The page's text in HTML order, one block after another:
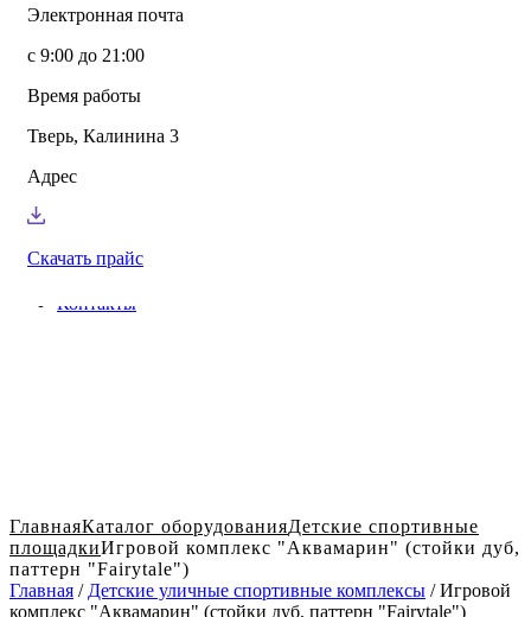
Услуги
Озеленение благоустройство
Монтаж детских площадок
Резиновые покрытия для площадок
Установка МАФ
Доставка и оплата в Твери
Контакты
Электронная почта
с 9:00 до 21:00
Время работы
Тверь, Калинина 3
Адрес
Скачать прайс
ГлавнаяКаталог оборудованияДетские спортивные
площадкиИгровой комплекс "Аквамарин" (стойки дуб,
паттерн "Fairytale")
Главная / Детские уличные спортивные комплексы / Игровой
комплекс "Аквамарин" (стойки дуб, паттерн "Fairytale")